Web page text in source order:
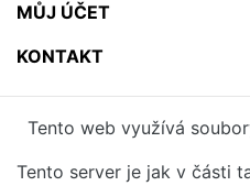
MŮJ ÚČET
KONTAKT
Tento web využívá
Tento server je jak v části